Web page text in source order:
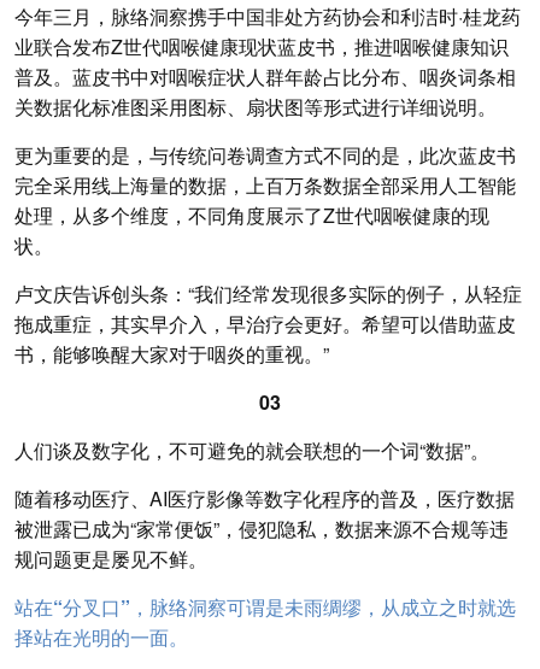
今年三月，脉络洞察携手中国非处方药协会和利洁时·桂龙药
业联合发布Z世代咽喉健康现状蓝皮书，推进咽喉健康知识
普及。蓝皮书中对咽喉症状人群年龄占比分布、咽炎词条相
关数据化标准图采用图标、扇状图等形式进行详细说明。
更为重要的是，与传统问卷调查方式不同的是，此次蓝皮书
完全采用线上海量的数据，上百万条数据全部采用人工智能
处理，从多个维度，不同角度展示了Z世代咽喉健康的现
状。
卢文庆告诉创头条：“我们经常发现很多实际的例子，从轻症
拖成重症，其实早介入，早治疗会更好。希望可以借助蓝皮
书，能够唤醒大家对于咽炎的重视。”
03
人们谈及数字化，不可避免的就会联想的一个词“数据”。
随着移动医疗、AI医疗影像等数字化程序的普及，医疗数据
被泄露已成为“家常便饭”，侵犯隐私，数据来源不合规等违
规问题更是屡见不鲜。
站在“分叉口”，脉络洞察可谓是未雨绸缪，从成立之时就选
择站在光明的一面。